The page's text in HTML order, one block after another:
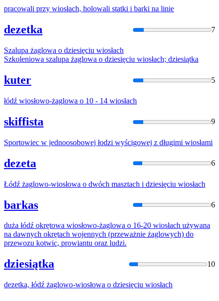
pracowali przy wiosłach, holowali statki i barki na linie
dezetka 7
Szalupa żaglowa o dziesięciu wiosłach
Szkoleniowa szalupa żaglowa o dziesięciu wiosłach; dziesiątka
kuter 5
łódź wiosłowo-żaglowa o 10 - 14 wiosłach
skiffista 9
Sportowiec w jednoosobowej łodzi wyścigowej z długimi wiosłami
dezeta 6
Łódź żaglowo-wiosłowa o dwóch masztach i dziesięciu wiosłach
barkas 6
duża łódź okrętowa wiosłowo-żaglowa o 16-20 wiosłach używana
na dawnych okrętach wojennych (przeważnie żaglowych) do
przewozu kotwic, prowiantu oraz ludzi.
dziesiątka 10
dezetka, łódź żaglowo-wiosłowa o dziesięciu wiosłach